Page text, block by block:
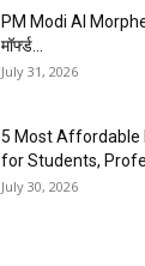
PM Modi AI
मॉर्फ्ड...
July 31, 2026
5 Most Affordable
for Students,
July 30, 2026